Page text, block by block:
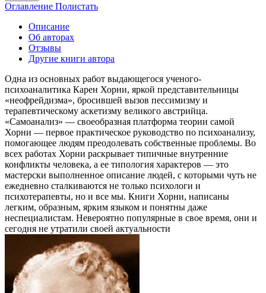
Оглавление Полистать
Описание
Об авторах
Отзывы
Другие книги автора
Одна из основных работ выдающегося ученого-
психоаналитика Карен Хорни, яркой представительницы
«неофрейдизма», бросившей вызов пессимизму и
терапевтическому аскетизму великого австрийца.
«Самоанализ» — своеобразная платформа теории самой
Хорни — первое практическое руководство по психоанализу,
помогающее людям преодолевать собственные проблемы. Во
всех работах Хорни раскрывает типичные внутренние
конфликты человека, а ее типология характеров — это
мастерски выполненное описание людей, с которыми чуть не
ежедневно сталкиваются не только психологи и
психотерапевты, но и все мы. Книги Хорни, написаны
легким, образным, ярким языком и понятны даже
неспециалистам. Невероятно популярные в свое время, они и
сегодня не утратили своей актуальности